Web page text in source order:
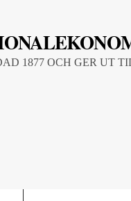
1877 OCH GER UT